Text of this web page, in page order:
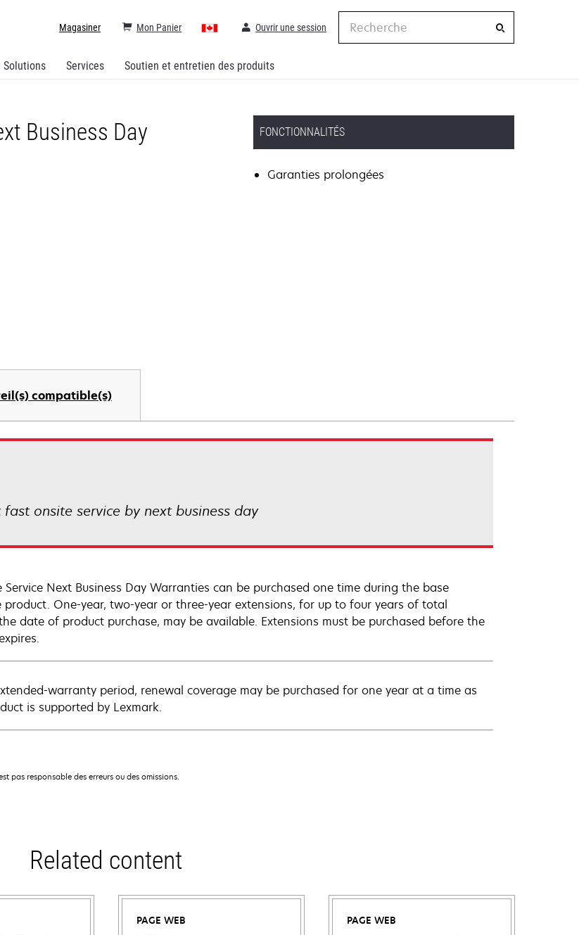
Solutions Services Soutien et entretien des produits
Magasiner Mon Panier
Recherche
Ouvrir une session
Business Day FONCTIONNALITÉS
Garanties prolongées
compatible(s)
onsite service by next business day
Service Next Business Day Warranties can be purchased one time during the base
One-year, two-year or three-year extensions, for up to four years of total
date of product purchase, may be available. Extensions must be purchased before the
warranty period, renewal coverage may be purchased for one year at a time as
is supported by Lexmark.
pas responsable des erreurs ou des omissions.
Related content
PAGE WEB PAGE WEB